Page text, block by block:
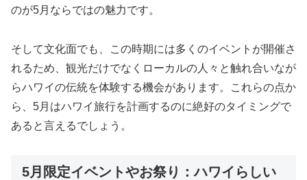
のが5月ならではの魅力です。
そして文化面でも、この時期には多くのイベントが開催さ
れるため、観光だけでなくローカルの人々と触れ合いなが
らハワイの伝統を体験する機会があります。これらの点か
ら、5月はハワイ旅行を計画するのに絶好のタイミングで
あると言えるでしょう。
5月限定イベントやお祭り：ハワイらしい